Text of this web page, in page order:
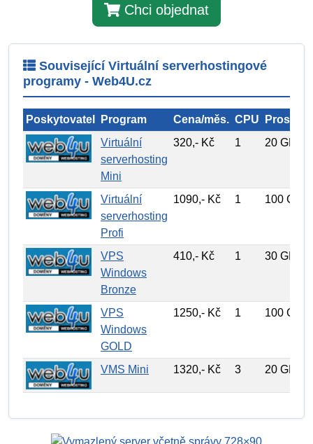
Chci objednat
Související Virtuální serverhostingové
programy - Web4U.cz
Poskytovatel Program Cena/měs. CPU Prostor
Virtuální
serverhosting
Mini
320,- Kč 1 20 GB
Virtuální
serverhosting
Profi
1090,- Kč 1 100 GB
VPS
Windows
Bronze
410,- Kč 1 30 GB
VPS
Windows
GOLD
1250,- Kč 1 100 GB
VMS Mini 1320,- Kč 3 20 GB